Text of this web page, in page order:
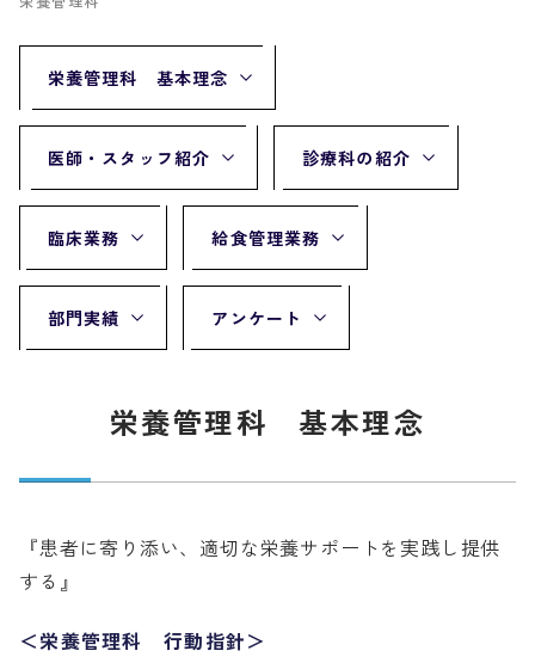
栄養管理科 基本理念
医師・スタッフ紹介 診療科の紹介
臨床業務 給食管理業務
部門実績 アンケート
栄養管理科 基本理念
『患者に寄り添い、適切な栄養サポートを実践し提供
する』
＜栄養管理科 行動指針＞